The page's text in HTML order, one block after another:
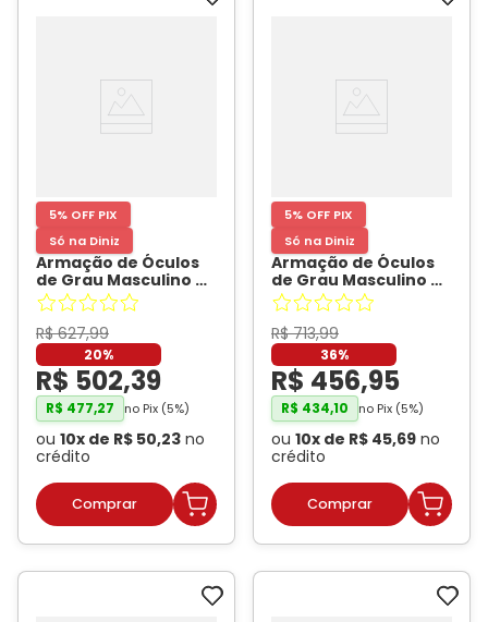
5% OFF PIX
Só na Diniz
Armação de Óculos
de Grau Masculino Dii
Collection 4067
Quadrado Cor Preto
com Gun Metal
COLLECTION
R$ 627,99
20%
R$ 502,39
R$ 477,27 no Pix (5%)
ou 10x de R$ 50,23 no
crédito
5% OFF PIX
Só na Diniz
Armação de Óculos
de Grau Masculino Dii
Collection DII 2010M
Oval Cor Cinza
COLLECTION
R$ 713,99
36%
R$ 456,95
R$ 434,10 no Pix (5%)
ou 10x de R$ 45,69 no
crédito